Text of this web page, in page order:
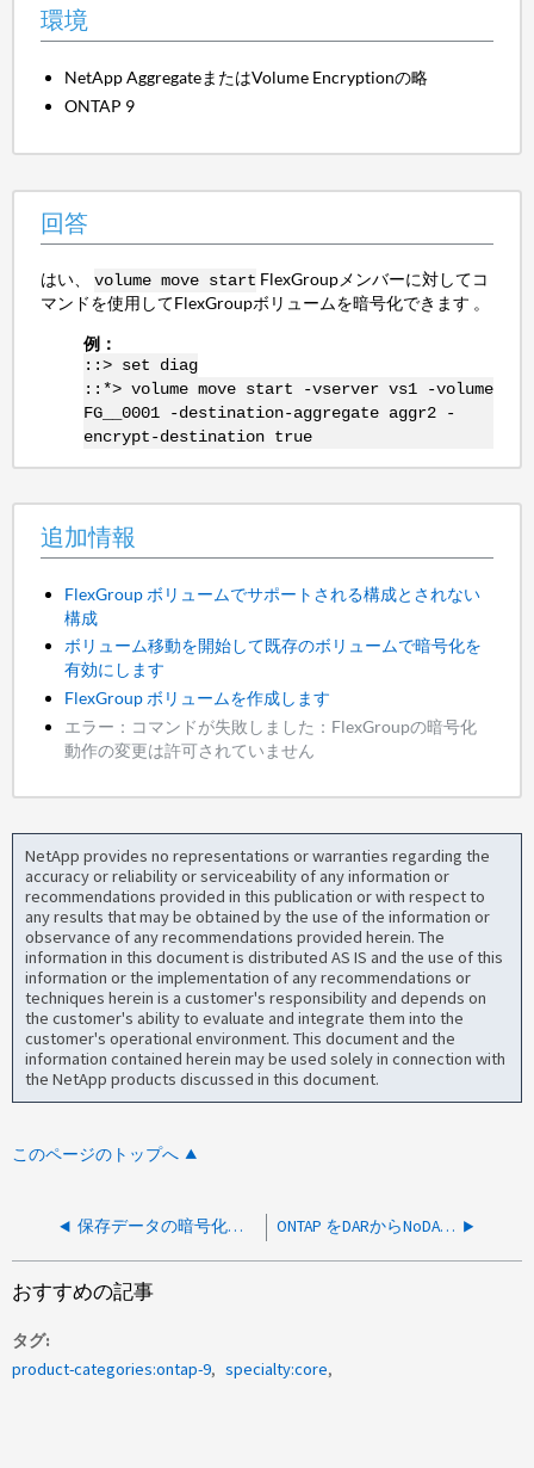
環境
NetApp AggregateまたはVolume Encryptionの略
ONTAP 9
回答
はい、 volume move start FlexGroupメンバーに対してコ
マンドを使用してFlexGroupボリュームを暗号化できます 。
例：
::> set diag
::*> volume move start -vserver vs1 -volume
FG__0001 -destination-aggregate aggr2 -
encrypt-destination true
追加情報
FlexGroup ボリュームでサポートされる構成とされない
構成
ボリューム移動を開始して既存のボリュームで暗号化を
有効にします
FlexGroup ボリュームを作成します
エラー：コマンドが失敗しました：FlexGroupの暗号化
動作の変更は許可されていません
NetApp provides no representations or warranties regarding the
accuracy or reliability or serviceability of any information or
recommendations provided in this publication or with respect to
any results that may be obtained by the use of the information or
observance of any recommendations provided herein. The
information in this document is distributed AS IS and the use of this
information or the implementation of any recommendations or
techniques herein is a customer's responsibility and depends on
the customer's ability to evaluate and integrate them into the
customer's operational environment. This document and the
information contained herein may be used solely in connection with
the NetApp products discussed in this document.
このページのトップへ
保存データの暗号化に使用するキーは有効期限が切れますか。 ONTAP をDARからNoDARに変換できますか。
おすすめの記事
タグ
product-categories:ontap-9
specialty:core